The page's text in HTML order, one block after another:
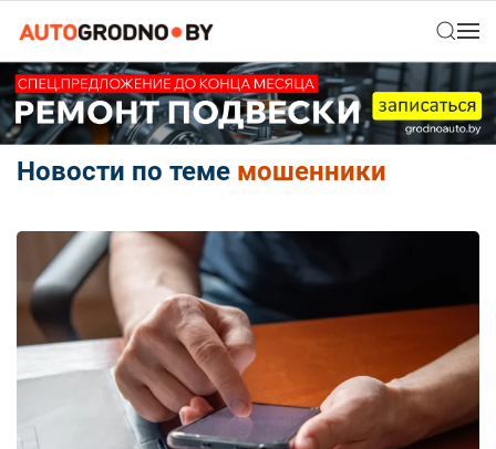
Новости по теме мошенники